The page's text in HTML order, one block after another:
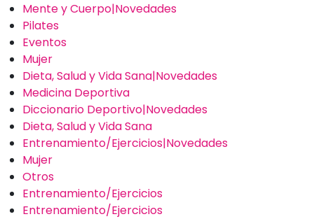
Mente y Cuerpo|Novedades
Pilates
Eventos
Mujer
Dieta, Salud y Vida Sana|Novedades
Medicina Deportiva
Diccionario Deportivo|Novedades
Dieta, Salud y Vida Sana
Entrenamiento/Ejercicios|Novedades
Mujer
Otros
Entrenamiento/Ejercicios
Entrenamiento/Ejercicios